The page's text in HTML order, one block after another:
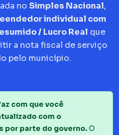
no Simples Nacional,
individual com
/ Lucro Real que
a nota fiscal de serviço
pelo município.
com que você
com o
por parte do governo.O